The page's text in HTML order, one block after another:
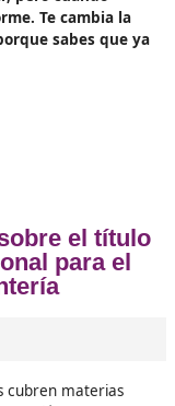
y más
abre puertas en